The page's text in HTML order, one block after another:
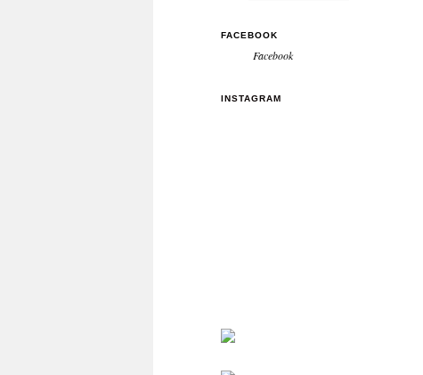
FACEBOOK
Facebook
INSTAGRAM